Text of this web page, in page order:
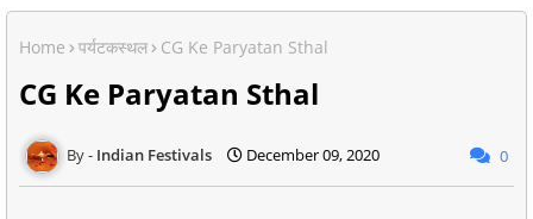
Home पर्यटकस्थल CG Ke Paryatan Sthal
CG Ke Paryatan Sthal
Indian Festivals December 09, 2020 0